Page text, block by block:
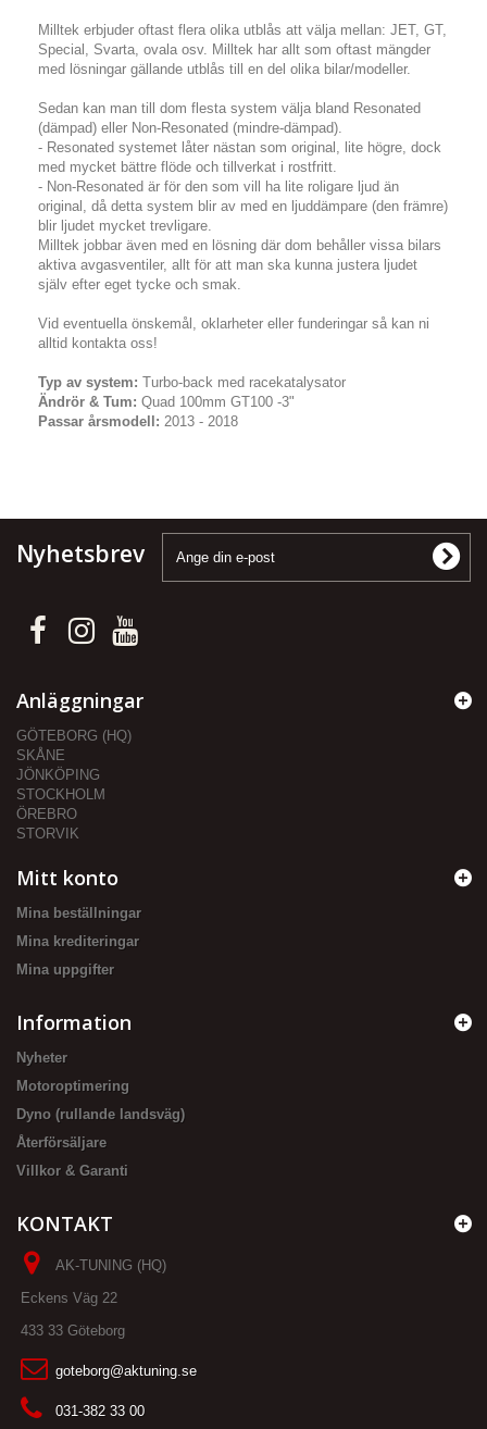
Milltek erbjuder oftast flera olika utblås att välja mellan: JET, GT,
Special, Svarta, ovala osv. Milltek har allt som oftast mängder
med lösningar gällande utblås till en del olika bilar/modeller.
Sedan kan man till dom flesta system välja bland Resonated
(dämpad) eller Non-Resonated (mindre-dämpad).
- Resonated systemet låter nästan som original, lite högre, dock
med mycket bättre flöde och tillverkat i rostfritt.
- Non-Resonated är för den som vill ha lite roligare ljud än
original, då detta system blir av med en ljuddämpare (den främre)
blir ljudet mycket trevligare.
Milltek jobbar även med en lösning där dom behåller vissa bilars
aktiva avgasventiler, allt för att man ska kunna justera ljudet
själv efter eget tycke och smak.
Vid eventuella önskemål, oklarheter eller funderingar så kan ni
alltid kontakta oss!
Typ av system: Turbo-back med racekatalysator
Ändrör & Tum: Quad 100mm GT100 -3"
Passar årsmodell: 2013 - 2018
Nyhetsbrev
Anläggningar
GÖTEBORG (HQ)
SKÅNE
JÖNKÖPING
STOCKHOLM
ÖREBRO
STORVIK
Mitt konto
Mina beställningar
Mina krediteringar
Mina uppgifter
Information
Nyheter
Motoroptimering
Dyno (rullande landsväg)
Återförsäljare
Villkor & Garanti
KONTAKT
AK-TUNING (HQ)
Eckens Väg 22
433 33 Göteborg
goteborg@aktuning.se
031-382 33 00